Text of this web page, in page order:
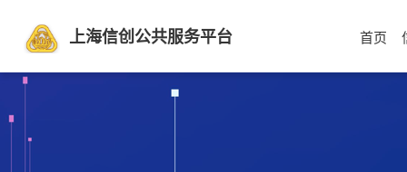
上海信创公共服务平台 首页